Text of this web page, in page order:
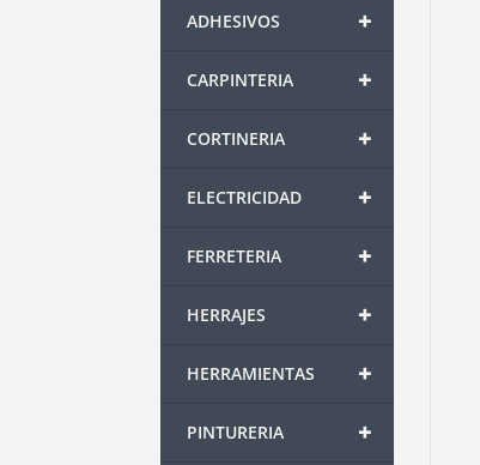
+
ADHESIVOS
+
CARPINTERIA
+
CORTINERIA
+
ELECTRICIDAD
+
FERRETERIA
+
HERRAJES
+
HERRAMIENTAS
+
PINTURERIA